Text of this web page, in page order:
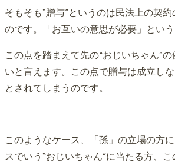
そもそも“贈与”というのは民法上の契
のです。「お互いの意思が必要」という
この点を踏まえて先の“おじいちゃん”
いと言えます。この点で贈与は成立し
とされてしまうのです。
このようなケース、「孫」の立場の方
スでいう“おじいちゃん”に当たる方、